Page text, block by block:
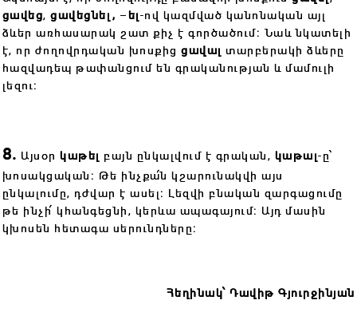
ցավեց, ցավեցնել, –ել-ով կազմված կանոնական այլ
ձևեր առհասարակ շատ քիչ է գործածում։ Նաև նկատելի
է, որ ժողովրդական խոսքից ցավալ տարբերակի ձևերը
հազվադեպ թափանցում են գրականության և մամուլի
լեզու։
8. Այսօր կաթել բայն ընկալվում է գրական, կաթալ-ը՝
խոսակցական։ Թե ինչքա՛ն կշարունակվի այս
ընկալումը, դժվար է ասել։ Լեզվի բնական զարգացումը
թե ինչի՛ կհանգեցնի, կերևա ապագայում։ Այդ մասին
կխոսեն հետագա սերունդները։
Հեղինակ՝ Դավիթ Գյուրջինյան